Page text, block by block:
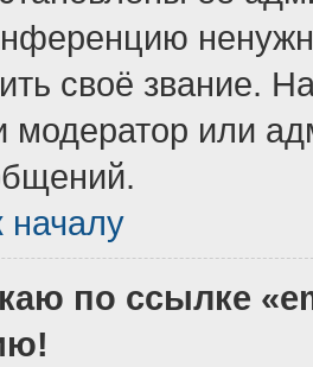
своё звание.
или
началу
по ссылке